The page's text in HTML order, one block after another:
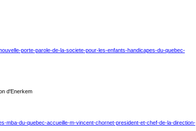
porte-parole-de-la-societe-pour-les-enfants-handicapes-du-quebec-
d'Enerkem
mba-du-quebec-accueille-m-vincent-chornet-president-et-chef-de-la-direction-